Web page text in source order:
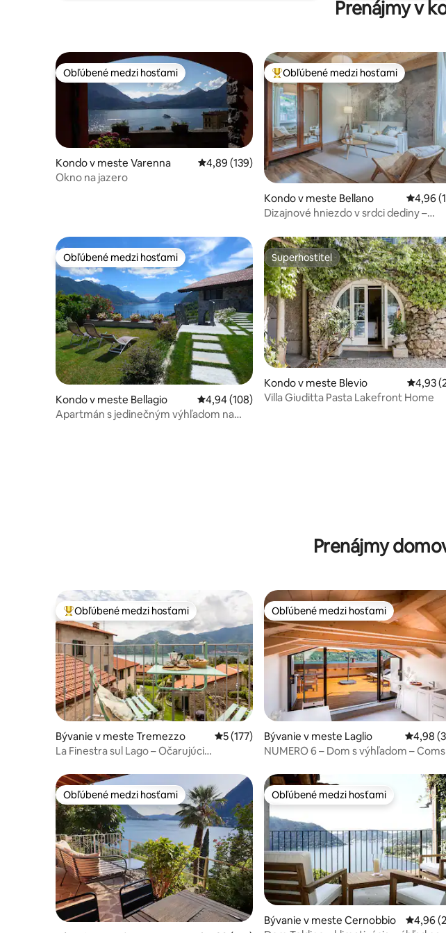
Prenájmy v
Obľúbené medzi hosťami
Obľúbené medzi hosťami
Kondo v meste Varenna Priemerné ohodnotenie 4,89 z 5, počet hodnotení:
4,89 (139)
Okno na jazero
Najobľúbenejšie medzi hosťami
Obľúbené medzi hosťami
Kondo v meste Bellano
4,96
Dizajnové hniezdo v srdci dediny –
Obľúbené medzi hosťami
Obľúbené medzi hosťami
Kondo v meste Bellagio Priemerné ohodnotenie 4,94 z 5, počet hodnotení:
4,94 (108)
Apartmán s jedinečným výhľadom na
Superhostiteľ
Superhostiteľ
Kondo v meste Blevio
4,93
Villa Giuditta Pasta Lakefront Home
Prenájmy
Najobľúbenejšie medzi hosťami
Obľúbené medzi hosťami
Bývanie v meste Tremezzo Priemerné ohodnotenie 5 z 5, počet hodnotení:
5 (177)
La Finestra sul Lago – Očarujúci
Obľúbené medzi hosťami
Obľúbené medzi hosťami
Bývanie v meste Laglio
4,98
NUMERO 6 – Dom s výhľadom –
Obľúbené medzi hosťami
Obľúbené medzi hosťami Obľúbené medzi hosťami
Obľúbené medzi hosťami
Bývanie v meste Cernobbio
4,96